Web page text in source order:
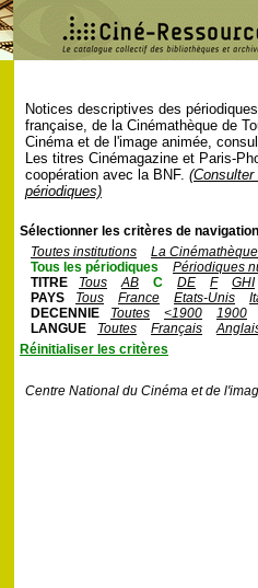
Notices descriptives des
française, de la Cinémathèque de
Cinéma et de l'image animée,
Les titres Cinémagazine et Paris-
coopération avec la BNF.
périodiques)
Sélectionner les critères de
Toutes institutions
La
Tous les périodiques
Périodiques
TITRE
Tous AB C DE F
GHI
PAYS
Tous France Etats-Unis
DECENNIE
Toutes <1900
1900
LANGUE
Toutes Français
Réinitialiser les critères
Centre National du Cinéma et de